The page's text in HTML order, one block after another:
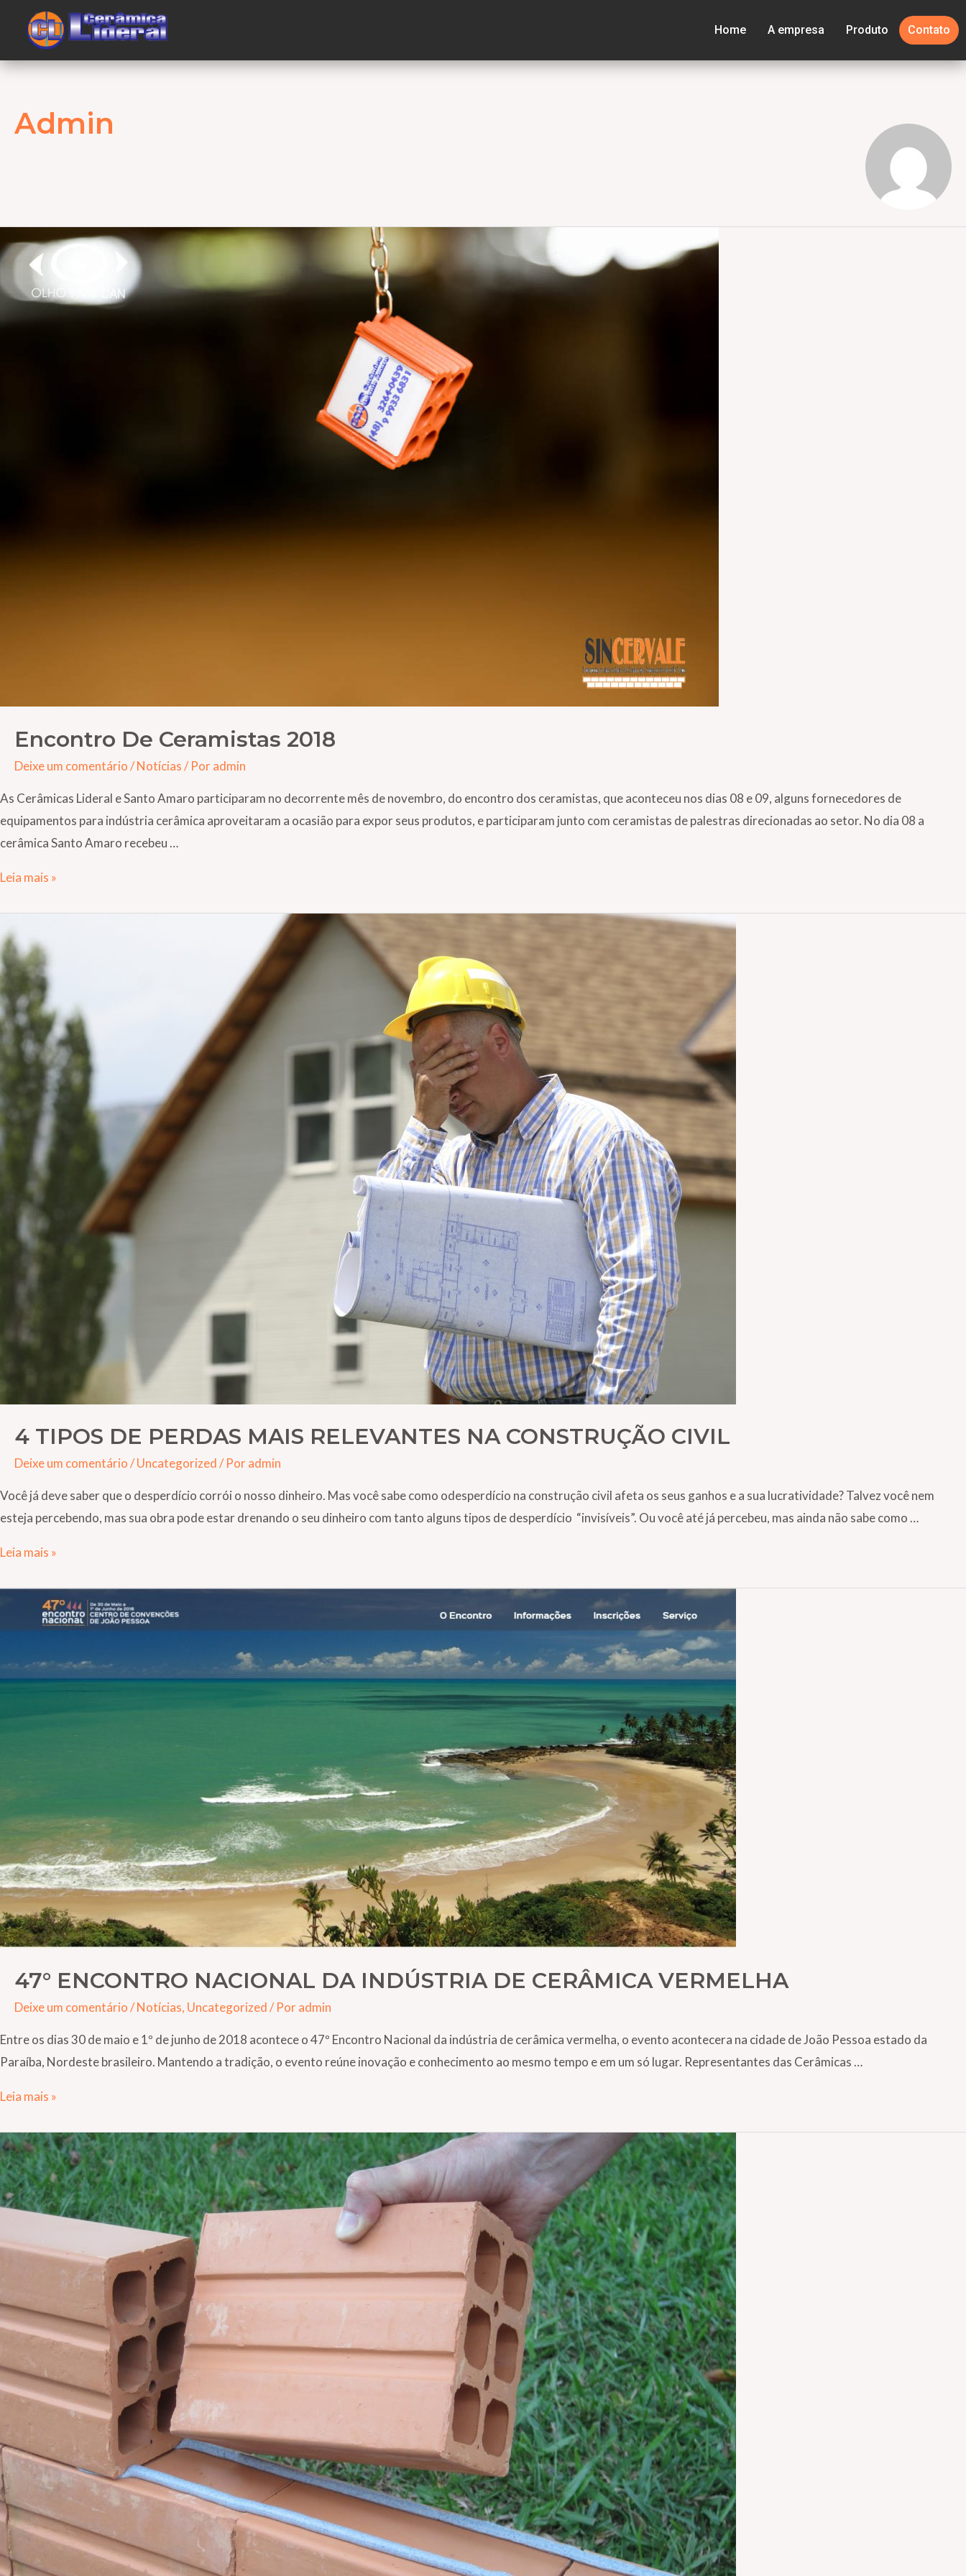
Home A empresa Produto Contato
Admin
Encontro De Ceramistas 2018
Deixe um comentário/Notícias/ Poradmin
As Cerâmicas Lideral e Santo Amaro participaram no decorrente mês de novembro, do encontro dos ceramistas, que aconteceu nos dias 08 e 09, alguns fornecedores de
equipamentos para indústria cerâmica aproveitaram a ocasião para expor seus produtos, e participaram junto com ceramistas de palestras direcionadas ao setor. No dia 08 a
cerâmica Santo Amaro recebeu …
Leia mais »
4 TIPOS DE PERDAS MAIS RELEVANTES NA CONSTRUÇÃO CIVIL
Deixe um comentário/Uncategorized/ Poradmin
Você já deve saber que o desperdício corrói o nosso dinheiro. Mas você sabe como odesperdício na construção civil afeta os seus ganhos e a sua lucratividade? Talvez você nem
esteja percebendo, mas sua obra pode estar drenando o seu dinheiro com tanto alguns tipos de desperdício “invisíveis”. Ou você até já percebeu, mas ainda não sabe como …
Leia mais »
47° ENCONTRO NACIONAL DA INDÚSTRIA DE CERÂMICA VERMELHA
Deixe um comentário/Notícias, Uncategorized/ Poradmin
Entre os dias 30 de maio e 1º de junho de 2018 acontece o 47º Encontro Nacional da indústria de cerâmica vermelha, o evento acontecera na cidade de João Pessoa estado da
Paraíba, Nordeste brasileiro. Mantendo a tradição, o evento reúne inovação e conhecimento ao mesmo tempo e em um só lugar. Representantes das Cerâmicas …
Leia mais »